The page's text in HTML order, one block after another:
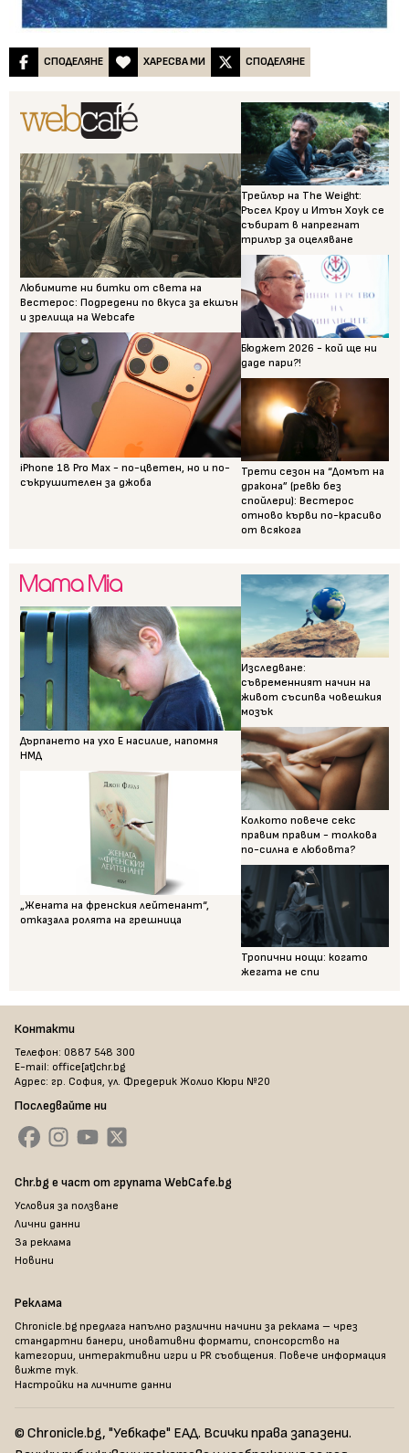
СПОДЕЛЯНЕ ХАРЕСВА МИ СПОДЕЛЯНЕ
Любимите ни битки от света на
Вестерос: Подредени по вкуса за екшън
и зрелища на Webcafe
iPhone 18 Pro Max - по-цветен, но и по-
съкрушителен за джоба
Трейлър на The Weight:
Ръсел Кроу и Итън Хоук се
събират в напрегнат
трилър за оцеляване
Бюджет 2026 - кой ще ни
даде пари?!
Трети сезон на “Домът на
дракона” (ревю без
спойлери): Вестерос
отново кърви по-красиво
от всякога
Дърпането на ухо Е насилие, напомня
НМД
„Жената на френския лейтенант“,
отказала ролята на грешница
Изследване:
съвременният начин на
живот съсипва човешкия
мозък
Колкото повече секс
правим правим - толкова
по-силна е любовта?
Тропични нощи: когато
жегата не спи
Контакти
Телефон: 0887 548 300
E-mail: office[at]chr.bg
Адрес: гр. София, ул. Фредерик Жолио Кюри №20
Последвайте ни
Chr.bg е част от групата WebCafe.bg
Условия за ползване
Лични данни
За реклама
Новини
Реклама
Chronicle.bg предлага напълно различни начини за реклама – чрез
стандартни банери, иновативни формати, спонсорство на
категории, интерактивни игри и PR съобщения. Повече информация
вижте тук.
Настройки на личните данни
© Chronicle.bg, "Уебкафе" ЕАД. Всички права запазени.